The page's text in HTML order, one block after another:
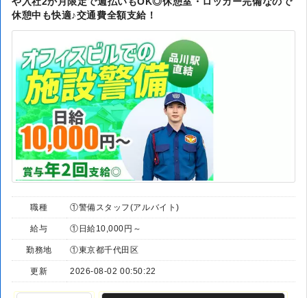
休憩中も快適♪交通費全額支給！
職種 ①警備スタッフ(アルバイト)
給与 ①日給10,000円～
勤務地 ①東京都千代田区
更新 2026-08-02 00:50:22